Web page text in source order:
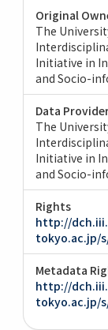
Original
The
Initiative in
and Socio-
Data
The
Initiative in
and Socio-
Rights
http://
tokyo.ac.jp/
Metadata
http://
tokyo.ac.jp/